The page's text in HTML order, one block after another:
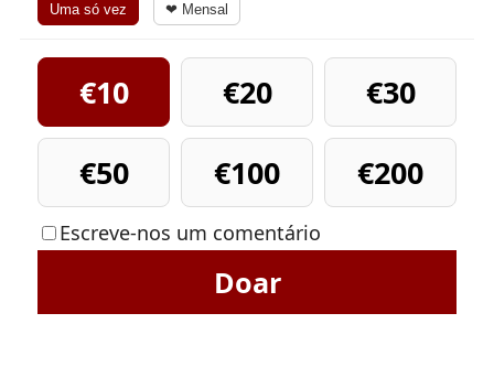
Uma só vez ❤ Mensal
€10 €20
€30
€50
€100 €200
Escreve-nos um comentário
Doar